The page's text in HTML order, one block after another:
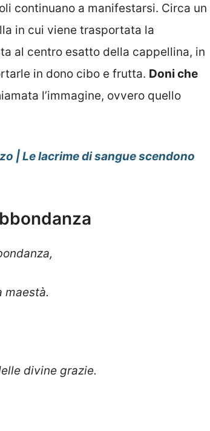
continuano a manifestarsi. Circa un
in cui viene trasportata la
al centro esatto della cappellina, in
in dono cibo e frutta. Doni che
l’immagine, ovvero quello
| Le lacrime di sangue scendono
maestà.
divine grazie.